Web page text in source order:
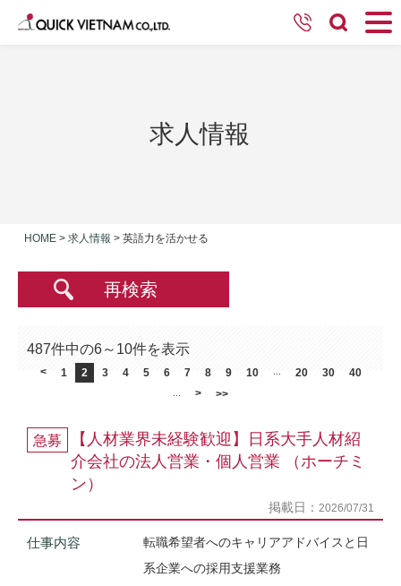
求人情報
HOME > 求人情報 > 英語力を活かせる
再検索
487件中の6～10件を表示
< 1 2 3 4 5 6 7 8 9 10 20 30 40
> >>
急募
【人材業界未経験歓迎】日系大手人材紹
介会社の法人営業・個人営業 （ホーチミ
ン）
掲載日： 2026/07/31
仕事内容
転職希望者へのキャリアアドバイスと日
系企業への採用支援業務